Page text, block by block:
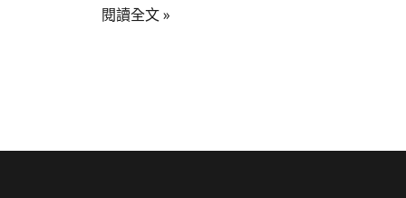
閱讀全文 »